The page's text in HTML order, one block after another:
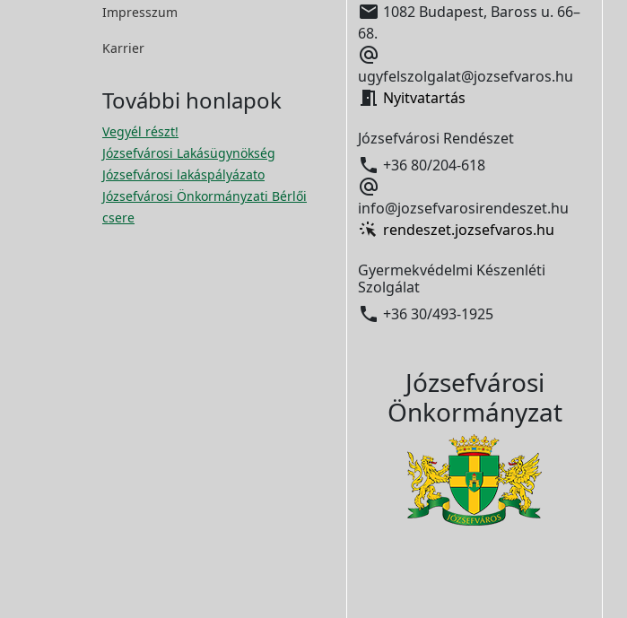
Impresszum
Karrier
További honlapok
Vegyél részt!
Józsefvárosi Lakásügynökség
Józsefvárosi lakáspályázato
Józsefvárosi Önkormányzati Bérlői
csere
 1082 Budapest, Baross u. 66–
68.

ugyfelszolgalat@jozsefvaros.hu
 Nyitvatartás
Józsefvárosi Rendészet
 +36 80/204-618

info@jozsefvarosirendeszet.hu
rendeszet.jozsefvaros.hu
Gyermekvédelmi Készenléti
Szolgálat
 +36 30/493-1925
Józsefvárosi
Önkormányzat